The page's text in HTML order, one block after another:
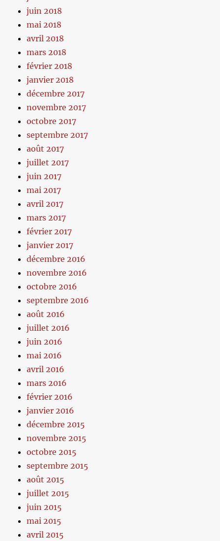
juin 2018
mai 2018
avril 2018
mars 2018
février 2018
janvier 2018
décembre 2017
novembre 2017
octobre 2017
septembre 2017
août 2017
juillet 2017
juin 2017
mai 2017
avril 2017
mars 2017
février 2017
janvier 2017
décembre 2016
novembre 2016
octobre 2016
septembre 2016
août 2016
juillet 2016
juin 2016
mai 2016
avril 2016
mars 2016
février 2016
janvier 2016
décembre 2015
novembre 2015
octobre 2015
septembre 2015
août 2015
juillet 2015
juin 2015
mai 2015
avril 2015